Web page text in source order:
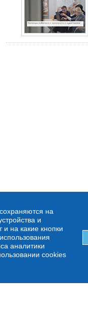
на
и
и на какие кнопки
аналитики
cookies